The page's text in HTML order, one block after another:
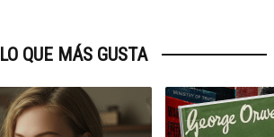
LO QUE MÁS GUSTA